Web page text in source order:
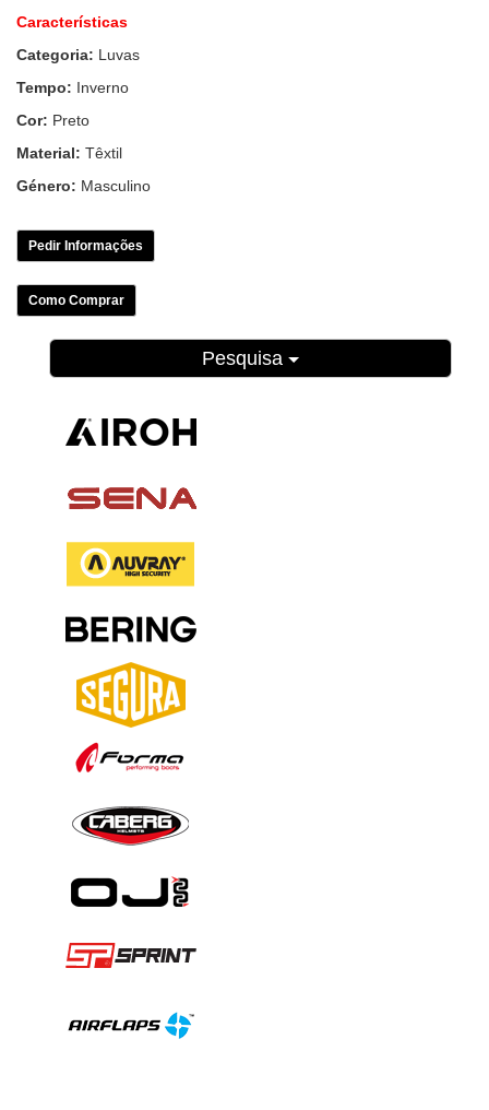
Características
Categoria: Luvas
Tempo: Inverno
Cor: Preto
Material: Têxtil
Género: Masculino
Pedir Informações
Como Comprar
Pesquisa